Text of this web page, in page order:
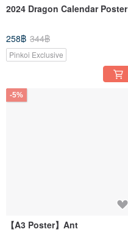
2024 Dragon Calendar Poster
258฿ 344฿
Pinkoi Exclusive
-5%
【A3 Poster】Ant